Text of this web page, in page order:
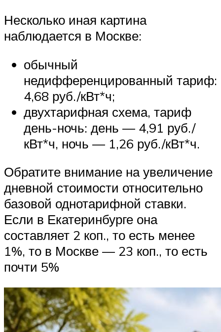
Несколько иная картина
наблюдается в Москве:
обычный
недифференцированный тариф:
4,68 руб./кВт*ч;
двухтарифная схема, тариф
день-ночь: день — 4,91 руб./
кВт*ч, ночь — 1,26 руб./кВт*ч.
Обратите внимание на увеличение
дневной стоимости относительно
базовой однотарифной ставки.
Если в Екатеринбурге она
составляет 2 коп., то есть менее
1%, то в Москве — 23 коп., то есть
почти 5%